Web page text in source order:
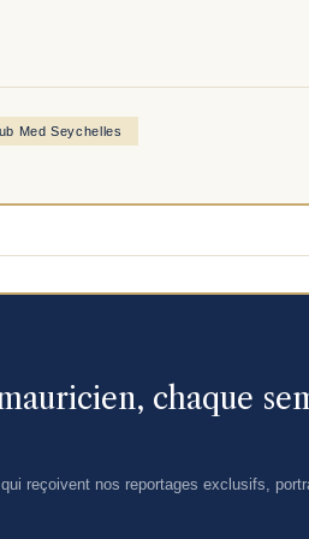
Med Seychelles
chaque
qui reçoivent nos reportages exclusifs,